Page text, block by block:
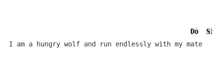
Do
Si
I am a hungry wolf and run endlessly with my mate